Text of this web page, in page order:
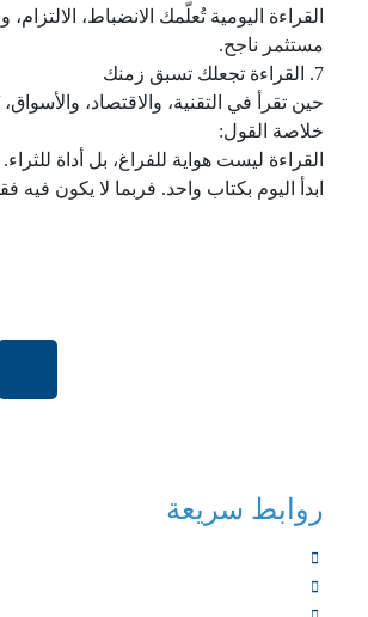
القراءة اليومية تُعلّمك الانضباط،
مستثمر ناجح.
7. القراءة تجعلك تسبق زمنك
حين تقرأ في التقنية، والاقتصاد،
خلاصة القول:
القراءة ليست هواية للفراغ، بل أداة
ابدأ اليوم بكتاب واحد. فربما لا يكون
روابط سريعة